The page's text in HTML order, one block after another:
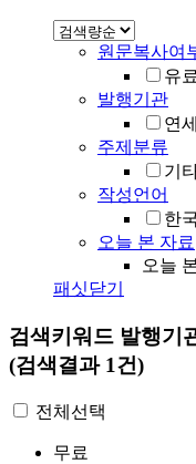
원문복사여
유료
발행기관
연
주제분류
기
작성언어
한
오늘 본 자료
오늘
패싯닫기
검색키워드 발행기
(검색결과 1건)
전체선택
무료